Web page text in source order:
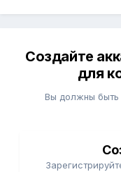
Создайте
для
Вы должны быть